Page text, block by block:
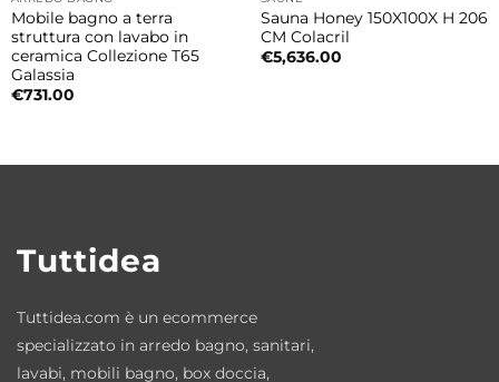
• Vasca in nicchia
• Vasca angolare destra
• Vasca angolare sinistra
ambienti più tradizionali, garantendo sempre
Comfort e benessere quotidiano
Mobile bagno a terra
struttura con lavabo in
ceramica Collezione T65
Galassia
€731.00
Sauna Honey 150X100X H 206
CM Colacril
€5,636.00
Tuttidea
Tuttidea.com è un ecommerce
specializzato in arredo bagno, sanitari,
lavabi, mobili bagno, box doccia,